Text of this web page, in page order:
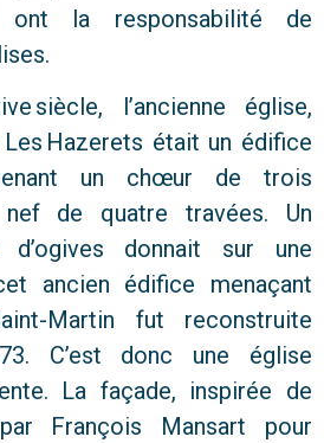
ont la responsabilité de
siècle, l’ancienne église,
Hazerets était un édifice
un chœur de trois
de quatre travées. Un
donnait sur une
ancien édifice menaçant
Martin fut reconstruite
C’est donc une église
La façade, inspirée de
François Mansart pour